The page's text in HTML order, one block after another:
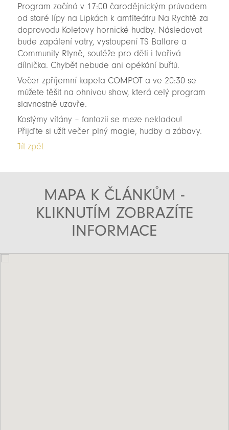
Program začíná v 17:00 čarodějnickým průvodem
od staré lípy na Lipkách k amfiteátru Na Rychtě za
doprovodu Koletovy hornické hudby. Následovat
bude zapálení vatry, vystoupení TS Ballare a
Community Rtyně, soutěže pro děti i tvořivá
dílnička. Chybět nebude ani opékání buřtů.
Večer zpříjemní kapela COMPOT a ve 20:30 se
můžete těšit na ohnivou show, která celý program
slavnostně uzavře.
Kostýmy vítány – fantazii se meze nekladou!
Přijďte si užít večer plný magie, hudby a zábavy.
Jít zpět
MAPA K ČLÁNKŮM -
KLIKNUTÍM ZOBRAZÍTE
INFORMACE